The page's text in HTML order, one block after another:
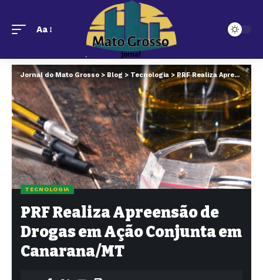
Aa
Jornal do Mato Grosso > Blog > Tecnologia >PRF Realiza Apreensão de Drogas em Ação Conjunta em Canarana/MT
TECNOLOGIA
PRF Realiza Apreensão de
Drogas em Ação Conjunta em
Canarana/MT